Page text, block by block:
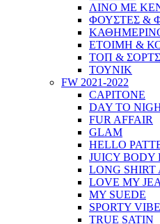
ΛΙΝΟ ΜΕ
ΦΟΥΣΤΕΣ &
ΕΤΟΙΜΗ &
ΤΟΠ & ΣΟΡΤΣ
ΤΟΥΝΙΚ
FW 2021-2022
CAPITONE
DAY TO
FUR AFFAIR
GLAM
HELLO
JUICY BODY
LONG SHIRT
LOVE MY
MY SUEDE
SPORTY
TRUE SATIN